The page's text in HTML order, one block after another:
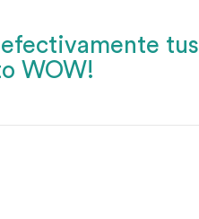
tus
WOW!